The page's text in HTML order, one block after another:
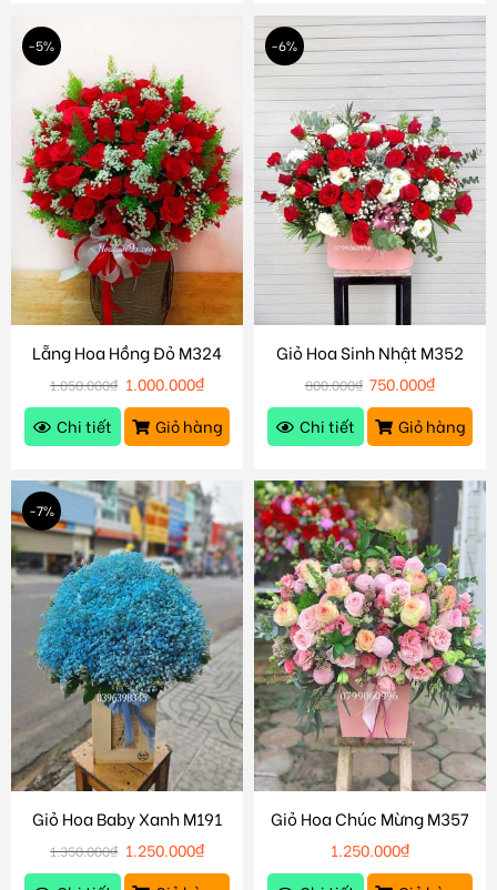
-5%
Lẵng Hoa Hồng Đỏ M324
1.050.000₫ 1.000.000₫
Chi tiết
Giỏ hàng
-6%
Giỏ Hoa Sinh Nhật M352
800.000₫ 750.000₫
Chi tiết
Giỏ hàng
-7%
Giỏ Hoa Baby Xanh M191
1.350.000₫ 1.250.000₫
Giỏ Hoa Chúc Mừng M357
1.250.000₫